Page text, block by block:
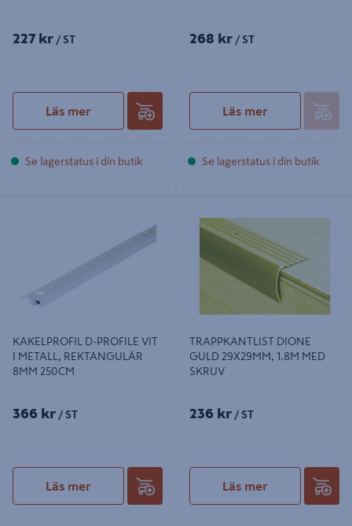
227 kr / ST
Läs mer
Se lagerstatus i din butik
268 kr / ST
Läs mer
Se lagerstatus i din butik
KAKELPROFIL D-PROFILE VIT
I METALL, REKTANGULÄR
8MM 250CM
366 kr / ST
Läs mer
29X29MM, 1.8M MED SKRUV
TRAPPKANTLIST DIONE
GULD 29X29MM, 1.8M MED
SKRUV
236 kr / ST
Läs mer